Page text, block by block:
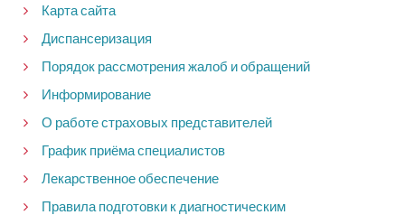
Карта сайта
Диспансеризация
Порядок рассмотрения жалоб и обращений
Информирование
О работе страховых представителей
График приёма специалистов
Лекарственное обеспечение
Правила подготовки к диагностическим